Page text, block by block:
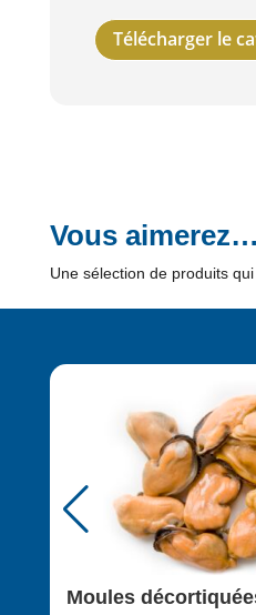
Télécharger le
Vous aimerez…
Une sélection de produits
Moules